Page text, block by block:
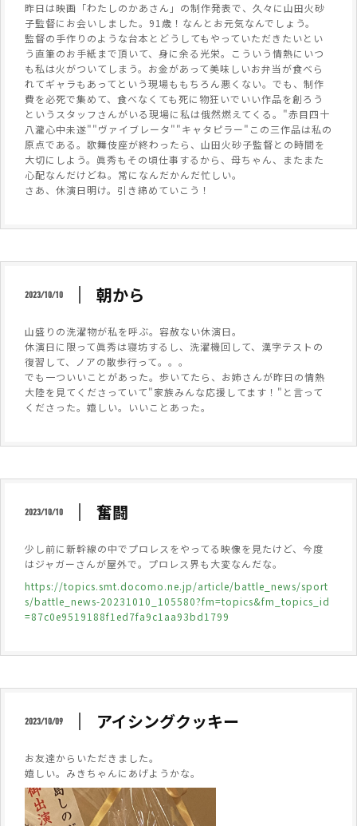
昨日は映画「わたしのかあさん」の制作発表で、久々に山田火砂
子監督にお会いしました。91歳！なんとお元気なんでしょう。
監督の手作りのような台本とどうしてもやっていただきたいとい
う直筆のお手紙まで頂いて、身に余る光栄。こういう情熱にいつ
も私は火がついてしまう。お金があって美味しいお弁当が食べら
れてギャラもあってという現場ももちろん悪くない。でも、制作
費を必死で集めて、食べなくても死に物狂いでいい作品を創ろう
というスタッフさんがいる現場に私は俄然燃えてくる。"赤目四十
八瀧心中未遂""ヴァイブレータ""キャタピラー"この三作品は私の
原点である。歌舞伎座が終わったら、山田火砂子監督との時間を
大切にしよう。眞秀もその頃仕事するから、母ちゃん、またまた
心配なんだけどね。常になんだかんだ忙しい。
さあ、休演日明け。引き締めていこう！
2023/10/10 朝から
山盛りの洗濯物が私を呼ぶ。容赦ない休演日。
休演日に限って眞秀は寝坊するし、洗濯機回して、漢字テストの
復習して、ノアの散歩行って。。。
でも一ついいことがあった。歩いてたら、お姉さんが昨日の情熱
大陸を見てくださっていて"家族みんな応援してます！"と言って
くださった。嬉しい。いいことあった。
2023/10/10 奮闘
少し前に新幹線の中でプロレスをやってる映像を見たけど、今度
はジャガーさんが屋外で。プロレス界も大変なんだな。
https://topics.smt.docomo.ne.jp/article/battle_news/sport
s/battle_news-20231010_105580?fm=topics&fm_topics_id
=87c0e9519188f1ed7fa9c1aa93bd1799
2023/10/09 アイシングクッキー
お友達からいただきました。
嬉しい。みきちゃんにあげようかな。